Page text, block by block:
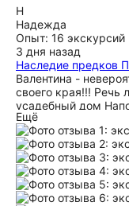
Н
Надежда
Опыт: 16 экскурсий
3 дня назад
Наследие предков
Валентина -
своего края!!! Речь
усадебный дом
очень душевный
очень душевной!!!
Ещё